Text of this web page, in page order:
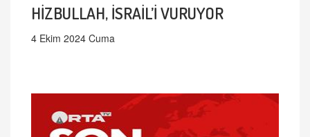
HİZBULLAH, İSRAİL’İ VURUYOR
4 Ekim 2024 Cuma